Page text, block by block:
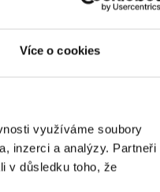
Více o cookies
využíváme soubory
inzerci a analýzy. Partneři
v důsledku toho, že